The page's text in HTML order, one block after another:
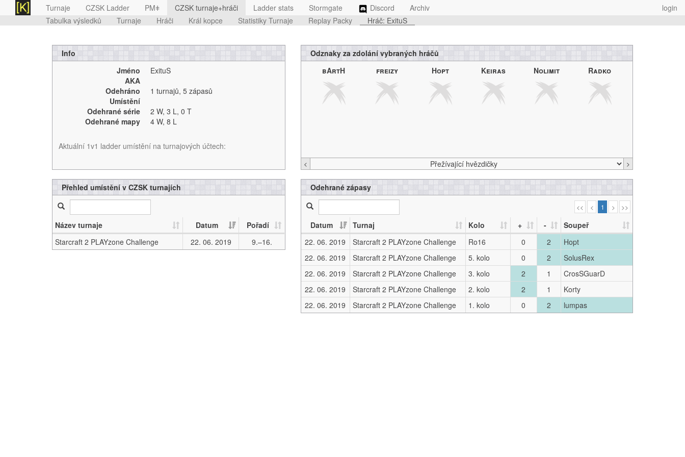
Turnaje CZSK Ladder PMǂ CZSK turnaje+hráči Ladder stats Stormgate Discord Archiv
login
Tabulka výsledků
Turnaje Hráči Král kopce Statistiky Turnaje Replay Packy Hráč: ExituS
Info
Jméno
ExituS
AKA
Odehráno
1 turnajů, 5 zápasů
Umístění
Odehrané série
2 W, 3 L, 0 T
Odehrané mapy
4 W, 8 L
Aktuální 1v1 ladder umístění na turnajových účtech:
Odznaky za zdolání vybraných hráčů
bArtH
freizy Hopt Keiras Nolimit Radko
< >
Přehled umístění v CZSK turnajích
Název turnaje Datum
Pořadí
Starcraft 2 PLAYzone Challenge
22. 06. 2019 9.–16.
Odehrané zápasy
<< < 1 > >>
Datum Turnaj Kolo + -
Soupeř
22. 06. 2019
Starcraft 2 PLAYzone Challenge Ro16 0 2
Hopt
22. 06. 2019
Starcraft 2 PLAYzone Challenge 5. kolo 0 2
SolusRex
22. 06. 2019
Starcraft 2 PLAYzone Challenge 3. kolo 2 1
CrosSGuarD
22. 06. 2019
Starcraft 2 PLAYzone Challenge 2. kolo 2 1
Korty
22. 06. 2019
Starcraft 2 PLAYzone Challenge 1. kolo 0 2 lumpas